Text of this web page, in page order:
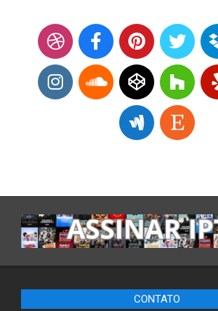
CONTATO